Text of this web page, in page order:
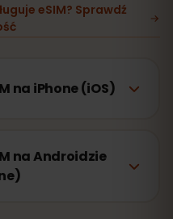
eSIM? Sprawdź
na iPhone (iOS)
na Androidzie